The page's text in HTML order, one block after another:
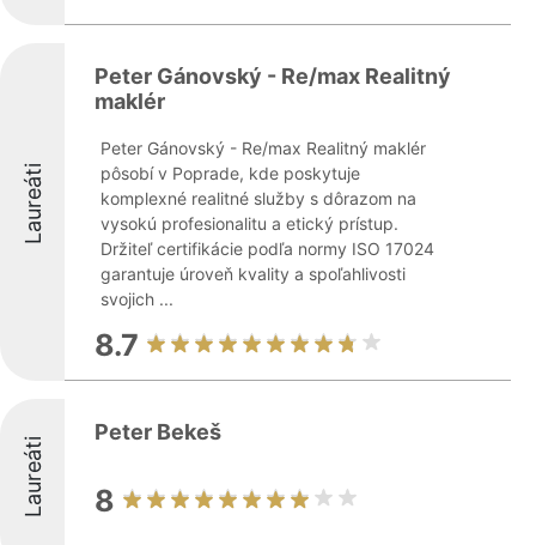
Laureáti
Peter Gánovský - Re/max Realitný
maklér
Peter Gánovský - Re/max Realitný maklér
pôsobí v Poprade, kde poskytuje
komplexné realitné služby s dôrazom na
vysokú profesionalitu a etický prístup.
Držiteľ certifikácie podľa normy ISO 17024
garantuje úroveň kvality a spoľahlivosti
svojich ...
8.7
Laureáti
Peter Bekeš
8